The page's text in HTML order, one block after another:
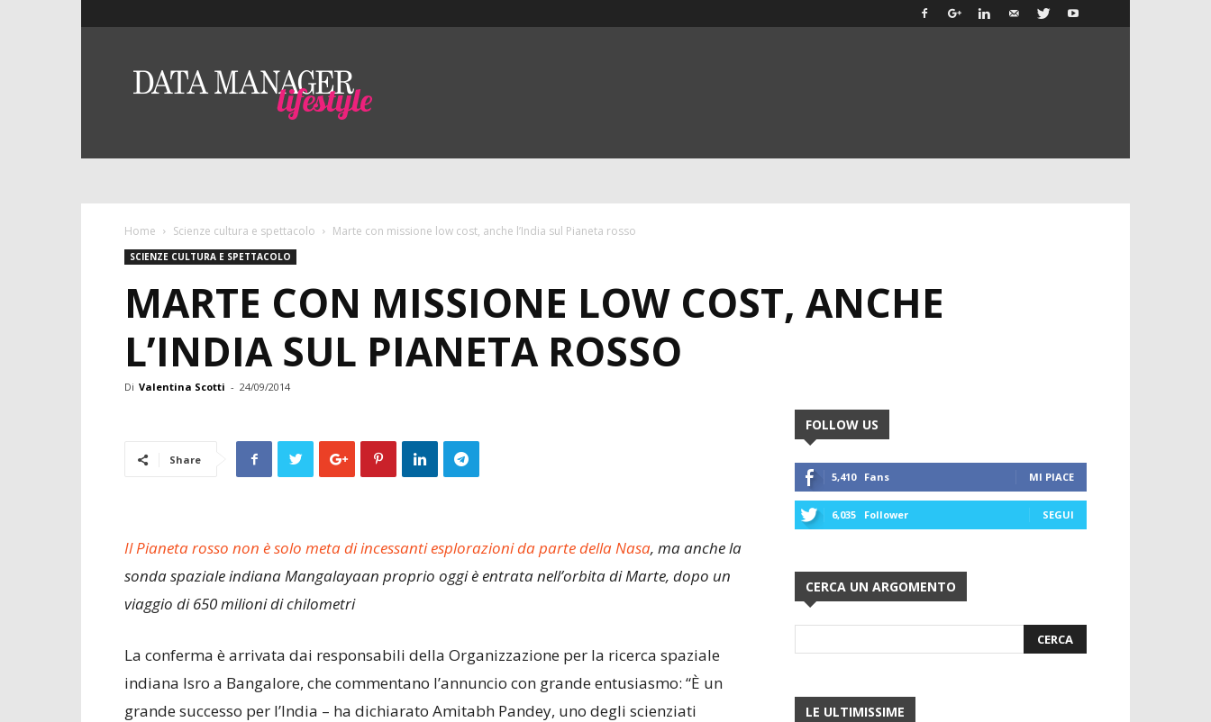
DMO
Online
Home Scienze cultura e spettacolo Marte con missione low cost, anche l’India sul Pianeta rosso
SCIENZE CULTURA E SPETTACOLO
MARTE CON MISSIONE LOW COST, ANCHE
L’INDIA SUL PIANETA ROSSO
Di Valentina Scotti - 24/09/2014
Share
Il Pianeta rosso non è solo meta di incessanti esplorazioni da parte della Nasa, ma anche la
sonda spaziale indiana Mangalayaan proprio oggi è entrata nell’orbita di Marte, dopo un
viaggio di 650 milioni di chilometri
La conferma è arrivata dai responsabili della Organizzazione per la ricerca spaziale
indiana Isro a Bangalore, che commentano l’annuncio con grande entusiasmo: “È un
grande successo per l’India – ha dichiarato Amitabh Pandey, uno degli scienziati
FOLLOW US
5,410 Fans MI PIACE
6,035 Follower SEGUI
CERCA UN ARGOMENTO
LE ULTIMISSIME